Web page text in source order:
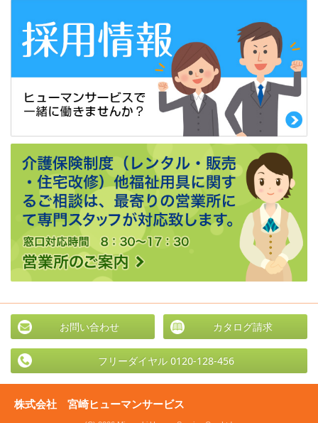
お問い合わせ カタログ請求
フリーダイヤル 0120-128-456
株式会社 宮崎ヒューマンサービス